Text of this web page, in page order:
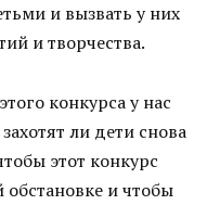
и вызвать у них
и творчества.
конкурса у нас
ли дети снова
этот конкурс
и чтобы